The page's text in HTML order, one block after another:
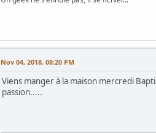
Nov 04, 2018, 08:20 PM
Viens manger à la maison mercredi
passion.....